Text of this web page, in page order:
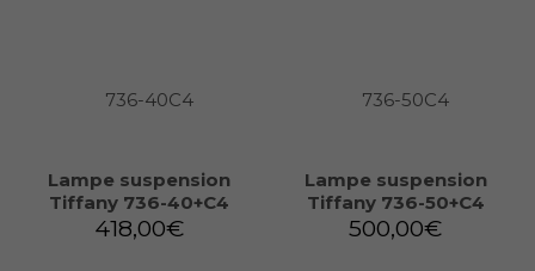
Lampe suspension
Tiffany 736-40+C4
418,00€
Lampe suspension
Tiffany 736-50+C4
500,00€